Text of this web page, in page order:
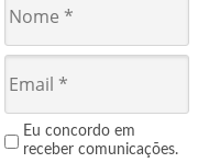
Eu concordo em
receber comunicações.